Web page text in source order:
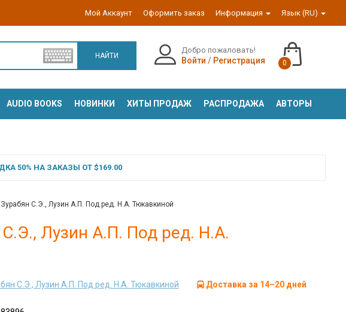
Мой Аккаунт Оформить заказ Информация Язык (RU)
НАЙТИ
Добро пожаловать!
Войти / Регистрация 0
AUDIO BOOKS НОВИНКИ ХИТЫ ПРОДАЖ РАСПРОДАЖА АВТОРЫ
50% НА ЗАКАЗЫ ОТ $169.00
С.Э., Лузин А.П. Под ред. Н.А. Тюкавкиной
Лузин А.П. Под ред. Н.А.
С.Э., Лузин А.П. Под ред. Н.А. Тюкавкиной Доставка за 14–20 дней